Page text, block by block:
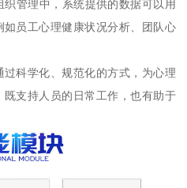
管理中，系统提供的数据可以用
员工心理健康状况分析、团队心
科学化、规范化的方式，为心理
支持人员的日常工作，也有助于